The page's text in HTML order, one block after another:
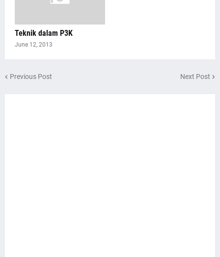
Teknik dalam P3K
June 12, 2013
Previous Post Next Post